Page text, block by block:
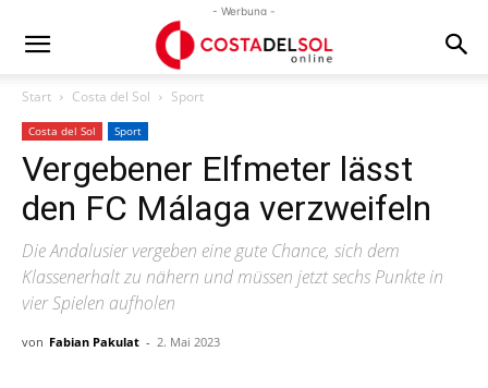
- Werbung -
Start Costa del Sol Sport
Costa del Sol Sport
Vergebener Elfmeter lässt
den FC Málaga verzweifeln
Die Andalusier vergeben eine gute Chance, sich dem
Klassenerhalt zu nähern und müssen jetzt sechs Punkte in
vier Spielen aufholen
von Fabian Pakulat - 2. Mai 2023